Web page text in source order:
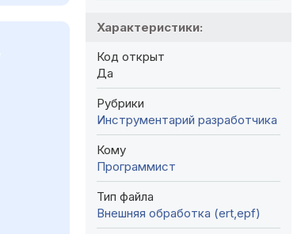
Характеристики:
Код открыт
Да
Рубрики
Инструментарий разработчика
Кому
Программист
Тип файла
Внешняя обработка (ert,epf)